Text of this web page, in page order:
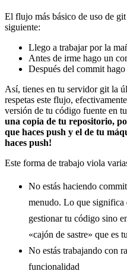
El flujo más básico de uso de
siguiente:
Llego a trabajar por la
Antes de irme hago un
Después del commit hago
Así, tienes en tu servidor git la
respetas este flujo,
versión de tu código fuente en
una copia de tu repositorio,
que haces push y el de tu
haces push!
Este forma de trabajo viola
No estás haciendo
menudo. Lo que significa
gestionar tu código sino
«cajón de sastre» que es
No estás trabajando con
funcionalidad